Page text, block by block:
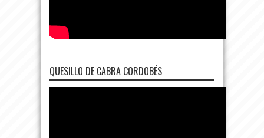
QUESILLO DE CABRA CORDOBÉS